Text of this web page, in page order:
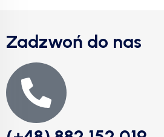
Zadzwoń do nas